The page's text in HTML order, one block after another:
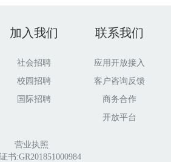
加入我们
社会招聘
校园招聘
国际招聘
联系我们
应用开放接入
客户咨询反馈
商务合作
开放平台
营业执照
书:GR201851000984